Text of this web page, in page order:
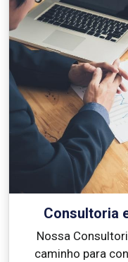
Consultoria
Nossa
caminho para